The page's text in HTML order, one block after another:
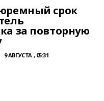
срок
за повторную
9 АВГУСТА , 05:31